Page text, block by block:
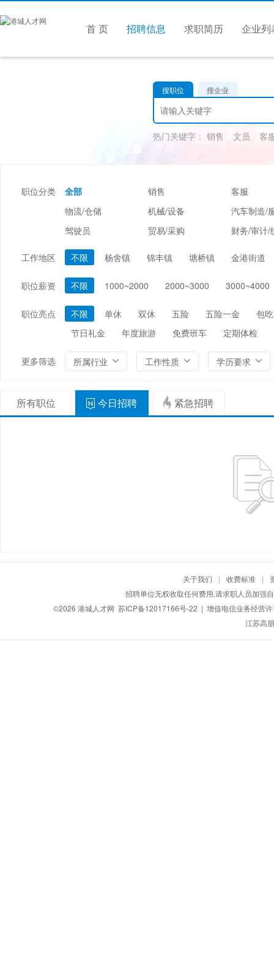
首 页 招聘信息 求职简历 企业列
搜职位 搜企业
热门关键字： 销售 文员 客
职位分类 全部 销售
客服
物流/仓储
机械/设备
汽车制造/
驾驶员
贸易/采购
财务/审计/
美容/美发
编辑/出版/印刷
金融/证券/投资
保险
能源/电力/矿产
化工 环保
工作地区 不限 杨舍镇 锦丰镇 塘桥镇 金港街道
职位薪资 不限 1000~2000 2000~3000 3000~4000
职位亮点 不限 单休 双休 五险 五险一金
包吃
节日礼金
年度旅游 免费班车 定期体检
更多筛选 所属行业 工作性质 学历要求
所有职位 今日招聘 紧急招聘
关于我们 | 收费标准 |
招聘单位无权收取任何费用,请求职人员加强
©2026 港城人才网 苏ICP备12017166号-22 | 增值电信业务经营
江苏高